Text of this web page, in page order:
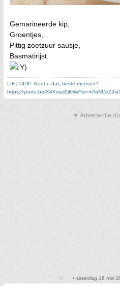
Gemarineerde kip,
Groentjes,
Pittig zoetzuur sausje,
Basmatirijst.
LIF / CIDP. Kent u dat, beste mensen?
https://youtu.be/
▼ Advertentie
• zaterdag 16 mei